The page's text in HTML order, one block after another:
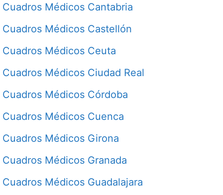
Cuadros Médicos Cantabria
Cuadros Médicos Castellón
Cuadros Médicos Ceuta
Cuadros Médicos Ciudad Real
Cuadros Médicos Córdoba
Cuadros Médicos Cuenca
Cuadros Médicos Girona
Cuadros Médicos Granada
Cuadros Médicos Guadalajara